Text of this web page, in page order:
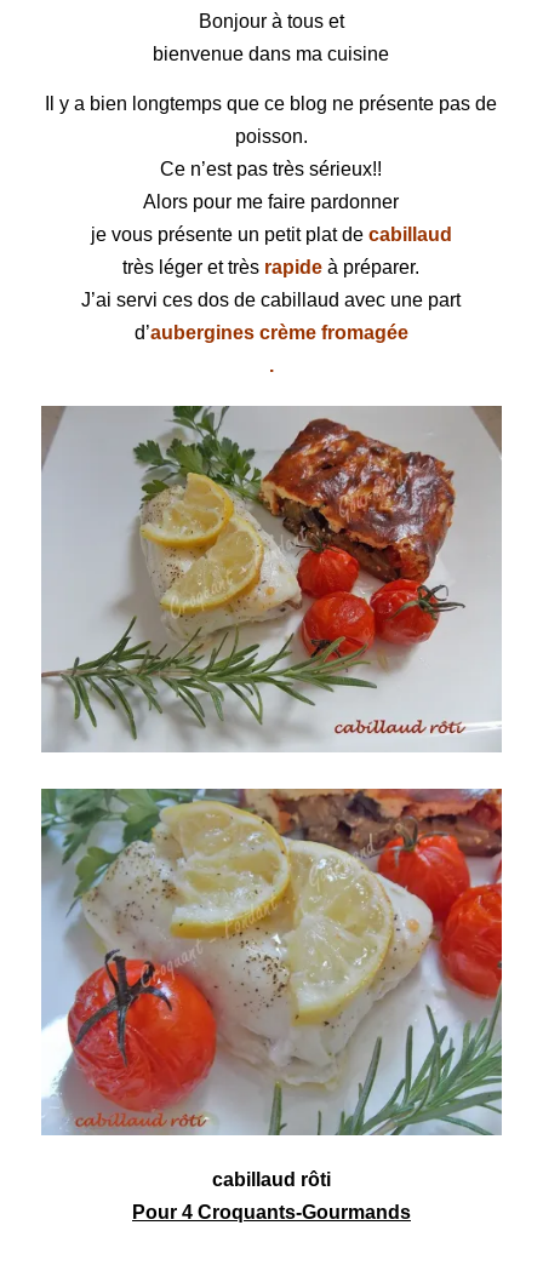
Bonjour à tous et
bienvenue dans ma cuisine
Il y a bien longtemps que ce blog ne présente pas de
poisson.
Ce n’est pas très sérieux!!
Alors pour me faire pardonner
je vous présente un petit plat de cabillaud
très léger et très rapide à préparer.
J’ai servi ces dos decabillaud avec une part
d’aubergines crème fromagée
.
cabillaud rôti
Pour 4 Croquants-Gourmands